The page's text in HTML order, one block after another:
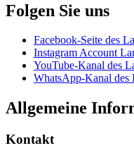
Folgen Sie uns
Facebook-Seite des
Instagram Account
YouTube-Kanal des
WhatsApp-Kanal des
Allgemeine
Kontakt